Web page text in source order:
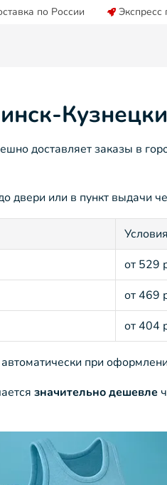
по России Экспресс
доставляет заказы в
или в пункт выдачи
от 529
от 469
от 404
при
значительно дешевле